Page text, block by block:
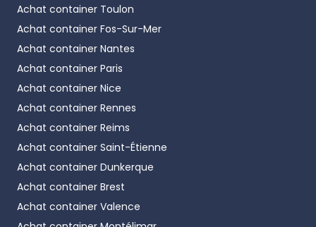
Achat container Toulon
Achat container Fos-Sur-Mer
Achat container Nantes
Achat container Paris
Achat container Nice
Achat container Rennes
Achat container Reims
Achat container Saint-Étienne
Achat container Dunkerque
Achat container Brest
Achat container Valence